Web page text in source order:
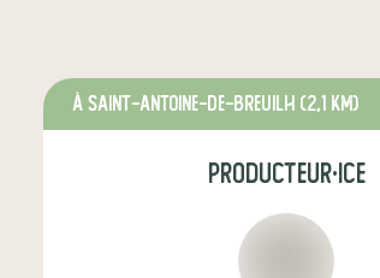
à Saint-Antoine-de-Breuilh (2,1 km)
producteur·ice